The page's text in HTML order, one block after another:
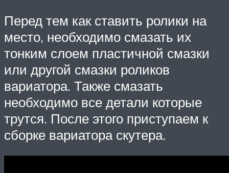
Перед тем как ставить ролики на
место, необходимо смазать их
тонким слоем пластичной смазки
или другой смазки роликов
вариатора. Также смазать
необходимо все детали которые
трутся. После этого приступаем к
сборке вариатора скутера.